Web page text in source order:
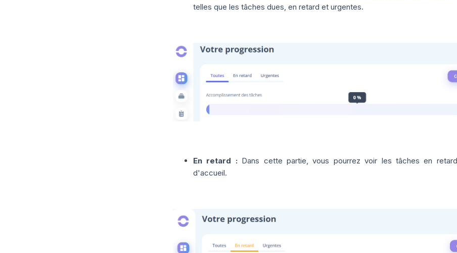
telles que les tâches dues, en retard et urgentes.
En retard : Dans cette partie, vous pourrez voir les tâches en
d'accueil.